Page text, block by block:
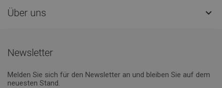
Über uns 
Newsletter
Melden Sie sich für den Newsletter an und bleiben Sie auf dem
neuesten Stand.